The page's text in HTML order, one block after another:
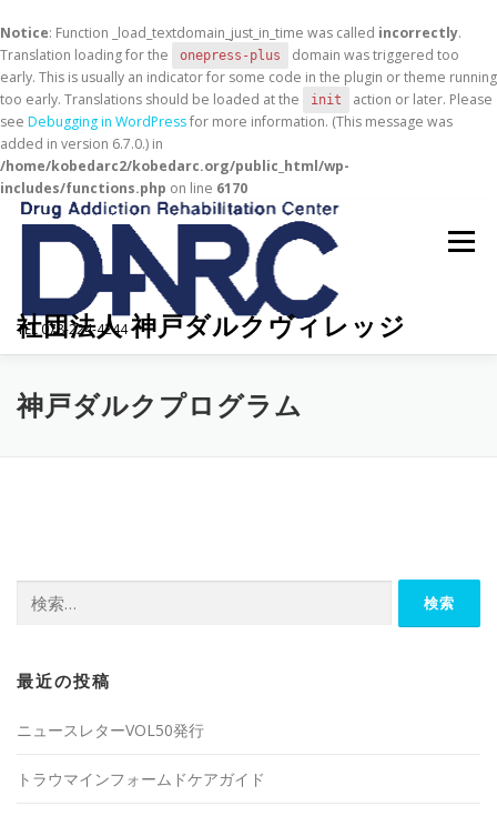
Notice: Function _load_textdomain_just_in_time was called incorrectly.
Translation loading for the
onepress-plus
domain was triggered too
early. This is usually an indicator for some code in the plugin or theme running
too early. Translations should be loaded at the
init
action or later. Please
see Debugging in WordPressfor more information. (This message was
added in version 6.7.0.) in
/home/kobedarc2/kobedarc.org/public_html/wp-
includes/functions.php on line 6170
社団法人 神戸ダルクヴィレッジ
TEL 078-224-4244
メニュー
HOME ダルクとは 神戸ダルクヴィレッジとは
神戸ダルクプログラム
索:
最近の投稿
ニュースレターVOL50発行
トラウマインフォームドケアガイド